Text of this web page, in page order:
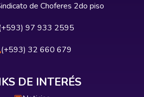
de Choferes 2do piso
97 933 2595
(+593) 32 660 679
DE INTERÉS